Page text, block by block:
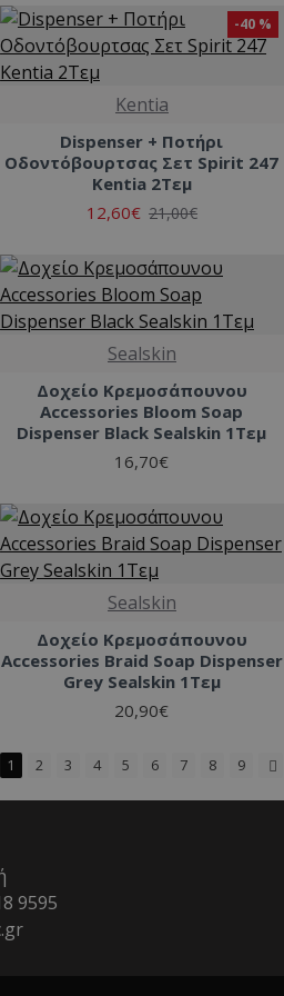
-40 %
Kentia
Dispenser + Ποτήρι
Οδοντόβουρτσας Σετ Spirit 247
Kentia 2Τεμ
12,60€ 21,00€
Sealskin
Δοχείο Κρεμοσάπουνου
Accessories Bloom Soap
Dispenser Black Sealskin 1Τεμ
16,70€
Sealskin
Δοχείο Κρεμοσάπουνου
Accessories Braid Soap Dispenser
Grey Sealskin 1Τεμ
20,90€
1 2 3 4 5 6 7 8 9
9595